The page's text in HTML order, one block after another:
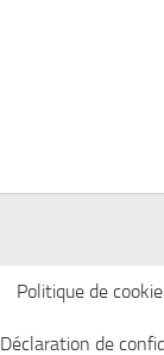
Politique de
Déclaration de